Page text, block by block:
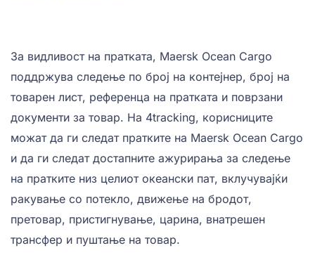
За видливост на пратката, Maersk Ocean Cargo
поддржува следење по број на контејнер, број на
товарен лист, референца на пратката и поврзани
документи за товар. На 4tracking, корисниците
можат да ги следат пратките на Maersk Ocean Cargo
и да ги следат достапните ажурирања за следење
на пратките низ целиот океански пат, вклучувајќи
ракување со потекло, движење на бродот,
претовар, пристигнување, царина, внатрешен
трансфер и пуштање на товар.